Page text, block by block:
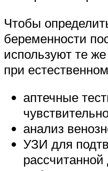
Чтобы
беременности
используют те
при
аптечные
анализ
УЗИ для